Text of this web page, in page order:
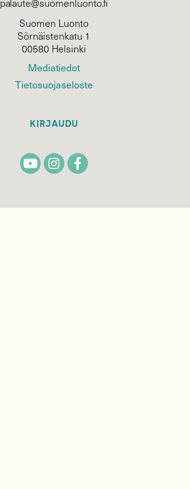
Suomen Luonto
Sörnäistenkatu 1
00580 Helsinki
Mediatiedot
Tietosuojaseloste
KIRJAUDU